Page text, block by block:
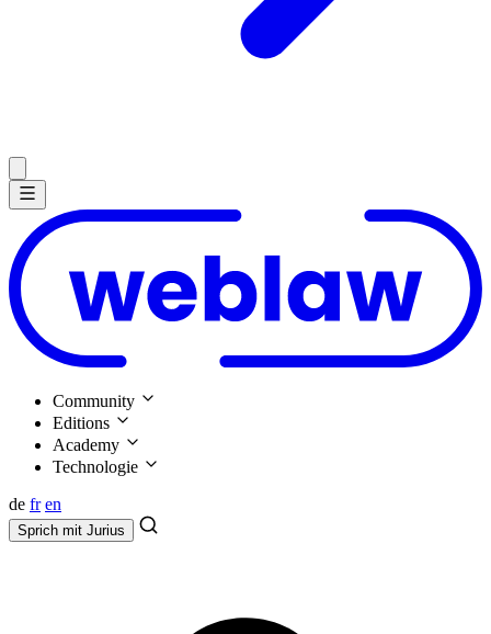
Community
Editions
Academy
Technologie
de fr en
Sprich mit Jurius